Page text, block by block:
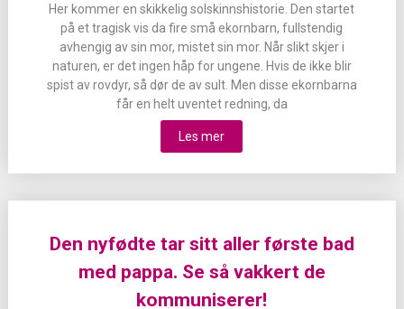
Her kommer en skikkelig solskinnshistorie. Den startet
på et tragisk vis da fire små ekornbarn, fullstendig
avhengig av sin mor, mistet sin mor. Når slikt skjer i
naturen, er det ingen håp for ungene. Hvis de ikke blir
spist av rovdyr, så dør de av sult. Men disse ekornbarna
får en helt uventet redning, da
Les mer
Den nyfødte tar sitt aller første bad
med pappa. Se så vakkert de
kommuniserer!